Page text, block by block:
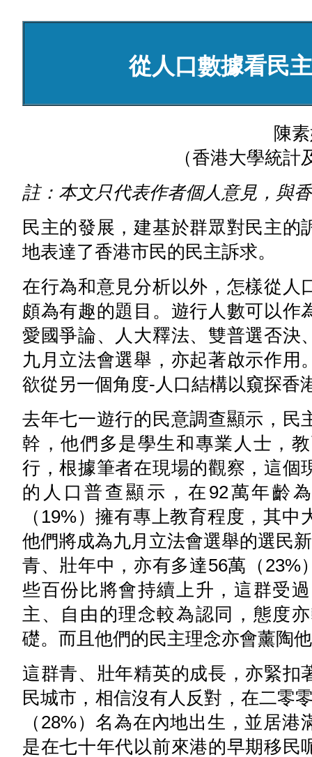
從人口數據看民
陳
（香港大學統計
註：本文只代表作者個人意見，與
民主的發展，建基於群眾對民主
地表達了香港市民的民主訴求。
在行為和意見分析以外，怎樣從人
頗為有趣的題目。遊行人數可以作
愛國爭論、人大釋法、雙普選否決
九月立法會選舉，亦起著啟示作用
欲從另一個角度-人口結構以窺探香
去年七一遊行的民意調查顯示，民
幹，他們多是學生和專業人士，
行，根據筆者在現場的觀察，這個
的人口普查顯示，在92萬年齡
（19%）擁有專上教育程度，其
他們將成為九月立法會選舉的選民
青、壯年中，亦有多達56萬（
些百份比將會持續上升，這群受
主、自由的理念較為認同，態度
礎。而且他們的民主理念亦會薰陶
這群青、壯年精英的成長，亦緊扣
民城市，相信沒有人反對，在二零
（28%）名為在內地出生，並居
是在七十年代以前來港的早期移民